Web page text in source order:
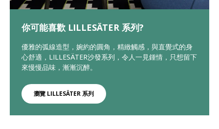
你可能喜歡 LILLESÄTER 系列?
優雅的弧線造型，婉約的圓角，精緻觸感，與直覺式的身
心舒適，LILLESÄTER沙發系列，令人一見鍾情，只想留下
來慢慢品味，漸漸沉醉。
瀏覽 LILLESÄTER 系列